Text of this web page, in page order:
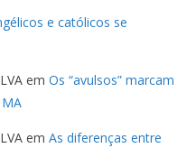
e católicos se
em Os “avulsos” marcam
em As diferenças entre